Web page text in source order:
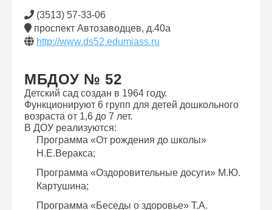
(3513) 57-33-06
проспект Автозаводцев, д.40а
http://www.ds52.edumiass.ru
МБДОУ № 52
Детский сад создан в 1964 году.
Функционируют 6 групп для детей дошкольного
возраста от 1,6 до 7 лет.
В ДОУ реализуются:
Программа «От рождения до школы»
Н.Е.Веракса;
Программа «Оздоровительные досуги» М.Ю.
Картушина;
Программа «Беседы о здоровье» Т.А.